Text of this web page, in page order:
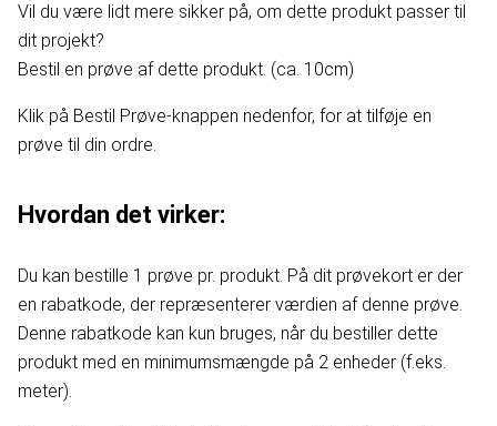
Vil du være lidt mere sikker på, om dette produkt passer til
dit projekt?
Bestil en prøve af dette produkt. (ca. 10cm)
Klik på Bestil Prøve-knappen nedenfor, for at tilføje en
prøve til din ordre.
Hvordan det virker:
Du kan bestille 1 prøve pr. produkt. På dit prøvekort er der
en rabatkode, der repræsenterer værdien af denne prøve.
Denne rabatkode kan kun bruges, når du bestiller dette
produkt med en minimumsmængde på 2 enheder (f.eks.
meter).